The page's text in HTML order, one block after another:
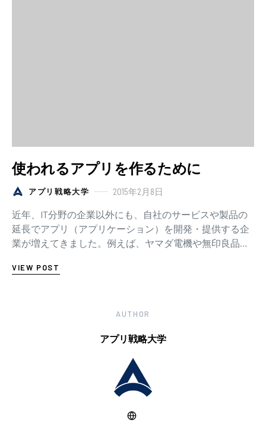
使われるアプリを作るために
アプリ戦略大学 2015年2月8日
近年、IT分野の企業以外にも、自社のサービスや製品の
延長でアプリ（アプリケーション）を開発・提供する企
業が増えてきました。例えば、ヤマダ電機や無印良品
VIEW POST
AUTHOR
アプリ戦略大学